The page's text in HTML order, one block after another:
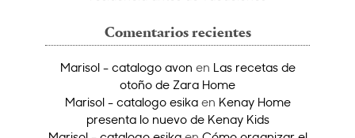
Comentarios recientes
Marisol - catalogo avon en Las recetas de
otoño de Zara Home
Marisol - catalogo esikaen Kenay Home
presenta lo nuevo de Kenay Kids